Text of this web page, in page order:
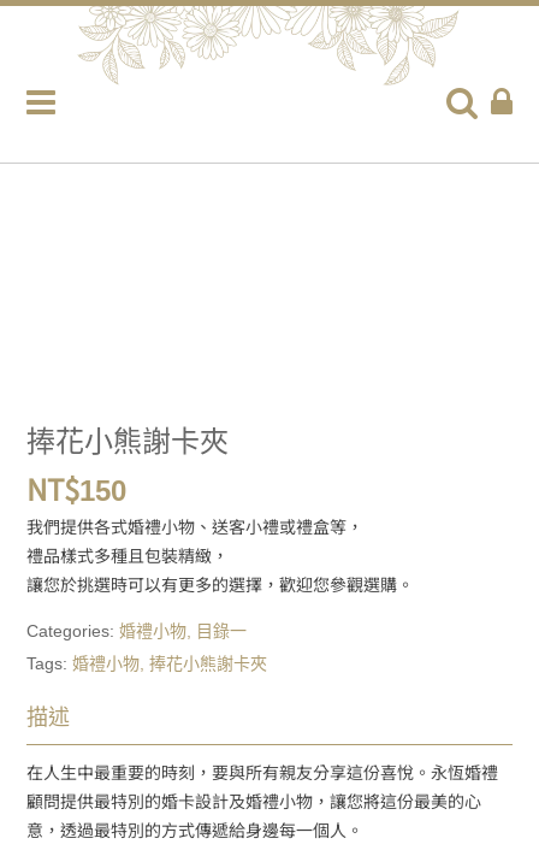
捧花小熊謝卡夾
NT$150
我們提供各式婚禮小物、送客小禮或禮盒等，
禮品樣式多種且包裝精緻，
讓您於挑選時可以有更多的選擇，歡迎您參觀選購。
Categories:婚禮小物
目錄一
Tags:婚禮小物 捧花小熊謝卡夾
描述
在人生中最重要的時刻，要與所有親友分享這份喜悅。永恆婚禮
顧問提供最特別的婚卡設計及婚禮小物，讓您將這份最美的心
意，透過最特別的方式傳遞給身邊每一個人。